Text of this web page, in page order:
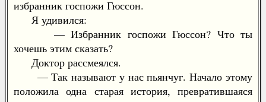
избранник госпожи Гюссон.
Я удивился:
— Избранник госпожи Гюссон? Что ты
хочешь этим сказать?
Доктор рассмеялся.
— Так называют у нас пьянчуг. Начало этому
положила одна старая история, превратившаяся